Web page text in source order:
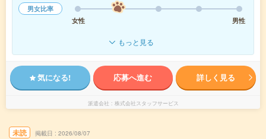
男女比率
女性
男性
もっと見る
気になる! 応募へ進む 詳しく見る
派遣会社 株式会社スタッフサービス
未読 掲載日 2026/08/07